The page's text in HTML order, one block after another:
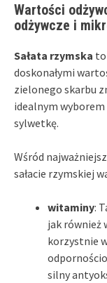
Wartości
odżywcze i
Sałata rzymska
doskonałymi
zielonego skarbu
idealnym wyborem
sylwetkę.
Wśród
sałacie rzymskiej
witaminy:
jak również
korzystnie
silny